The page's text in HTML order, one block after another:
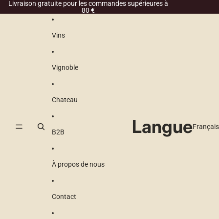
Livraison gratuite pour les commandes supérieures à
80 €
Vins
Vignoble
Chateau
B2B
À propos de nous
Contact
Langue